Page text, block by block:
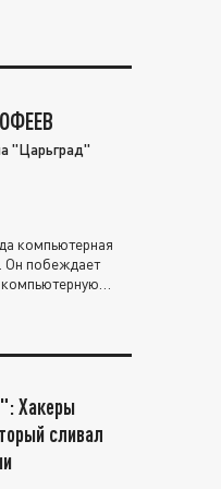
"Царьград"
компьютерная
Он побеждает
компьютерную
Хакеры
сливал